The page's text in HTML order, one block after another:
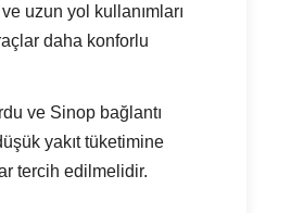
uzun yol kullanımları
daha konforlu
ve Sinop bağlantı
yakıt tüketimine
tercih edilmelidir.